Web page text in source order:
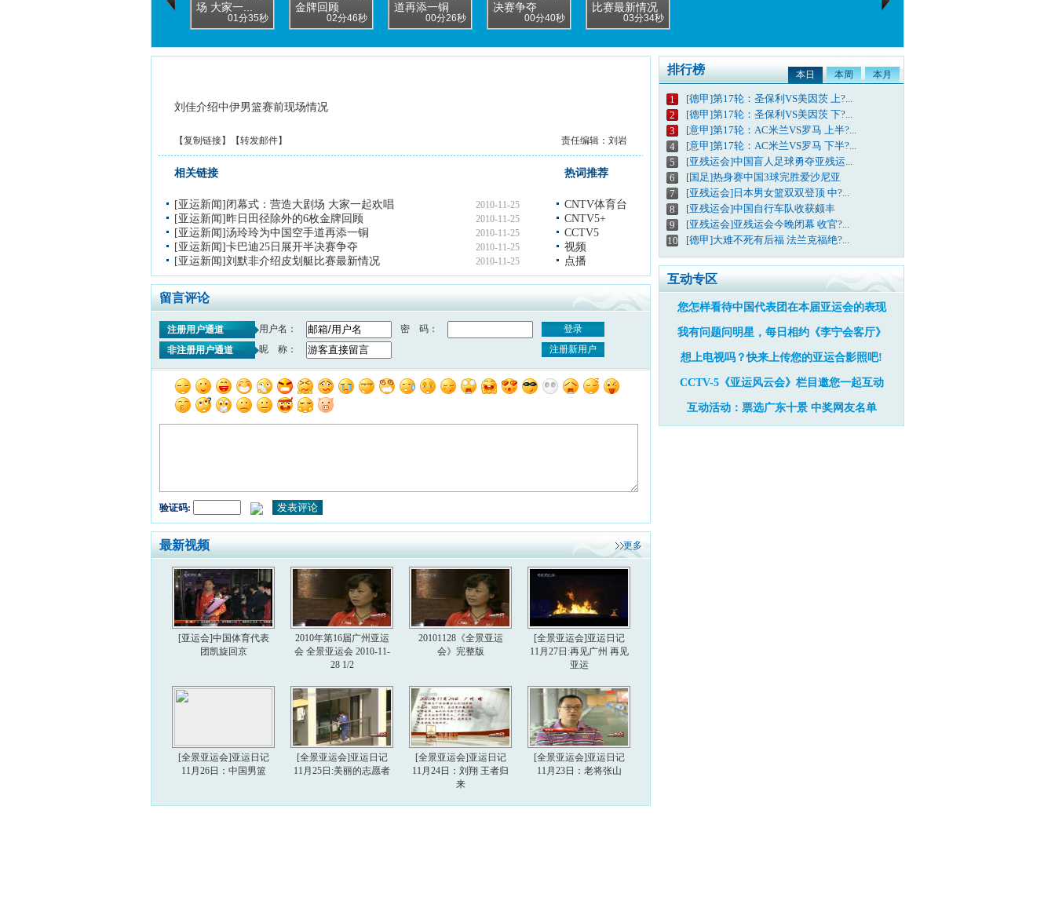
场 大家一...
01分35秒
金牌回顾
02分46秒
道再添一铜
00分26秒
决赛争夺
00分40秒
比赛最新情况
03分34秒
刘佳介绍中伊男篮赛前现场情况
责任编辑：刘岩
【复制链接】【转发邮件】
相关链接
[亚运新闻]闭幕式：营造大剧场 大家一起欢唱 2010-11-25
[亚运新闻]昨日田径除外的6枚金牌回顾 2010-11-25
[亚运新闻]汤玲玲为中国空手道再添一铜 2010-11-25
[亚运新闻]卡巴迪25日展开半决赛争夺 2010-11-25
[亚运新闻]刘默非介绍皮划艇比赛最新情况 2010-11-25
热词推荐
CNTV体育台
CNTV5+
CCTV5
视频
点播
留言评论
注册用户通道 用户名： 密 码：
登录
非注册用户通道
昵 称： 注册新用户
验证码:
最新视频 更多
[亚运会]中国体育代表
团凯旋回京
2010年第16届广州亚运
会 全景亚运会 2010-11-
28 1/2
20101128《全景亚运
会》完整版
[全景亚运会]亚运日记
11月27日:再见广州 再见
亚运
[全景亚运会]亚运日记
11月26日：中国男篮
[全景亚运会]亚运日记
11月25日:美丽的志愿者
[全景亚运会]亚运日记
11月24日：刘翔 王者归
来
[全景亚运会]亚运日记
11月23日：老将张山
排行榜 本日 本周 本月
1
[德甲]第17轮：圣保利VS美因茨 上?...
2
[德甲]第17轮：圣保利VS美因茨 下?...
3
[意甲]第17轮：AC米兰VS罗马 上半?...
4
[意甲]第17轮：AC米兰VS罗马 下半?...
5
[亚残运会]中国盲人足球勇夺亚残运...
6
[国足]热身赛中国3球完胜爱沙尼亚
7
[亚残运会]日本男女篮双双登顶 中?...
8
[亚残运会]中国自行车队收获颇丰
9
[亚残运会]亚残运会今晚闭幕 收官?...
10
[德甲]大难不死有后福 法兰克福绝?...
互动专区
您怎样看待中国代表团在本届亚运会的表现
我有问题问明星，每日相约《李宁会客厅》
想上电视吗？快来上传您的亚运合影照吧!
CCTV-5《亚运风云会》栏目邀您一起互动
互动活动：票选广东十景 中奖网友名单